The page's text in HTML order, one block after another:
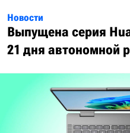
Новости
Выпущена серия
21 дня автономной